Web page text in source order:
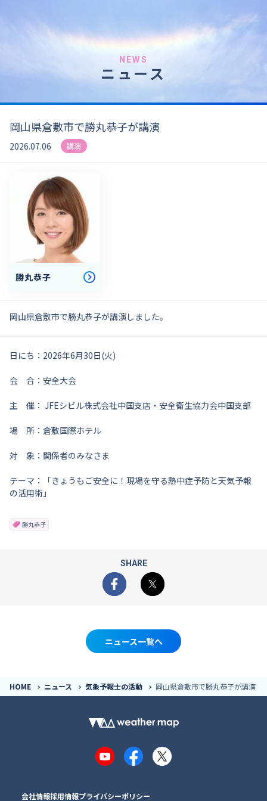
NEWS
ニュース
岡山県倉敷市で勝丸恭子が講演
2026.07.06 講演
勝丸恭子
岡山県倉敷市で勝丸恭子が講演しました。
日にち：2026年6月30日(火)
会 合：安全大会
主 催： JFEシビル株式会社中国支店・安全衛生協力会中国支部
場 所：倉敷国際ホテル
対 象：関係者のみなさま
テーマ：「きょうもご安全に！現場を守る熱中症予防と天気予報
の活用術」
勝丸恭子
SHARE
Facebook
X
ニュース一覧へ
HOME ニュース 気象予報士の活動 岡山県倉敷市で勝丸恭子が講演
YouTubeFacebook
X
会社情報採用情報プライバシーポリシー